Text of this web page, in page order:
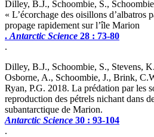
Dilley, B.J., Schoombie, S.,
« L’écorchage des oisillons d’albatros
propage rapidement sur l’île Marion
.Antarctic Science 28 : 73-80
.
Dilley, B.J., Schoombie, S., Stevens,
Osborne, A., Schoombie, J., Brink,
Ryan, P.G. 2018. La prédation par les
reproduction des pétrels nichant dans
subantarctique de Marion.
Antarctic Science 30 : 93-104
.